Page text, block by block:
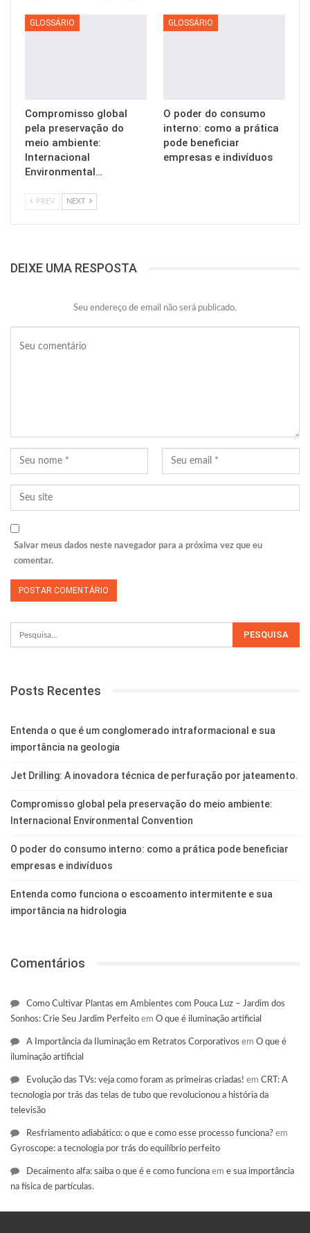
GLOSSÁRIO
Compromisso global
pela preservação do
meio ambiente:
Internacional
Environmental…
GLOSSÁRIO
O poder do consumo
interno: como a prática
pode beneficiar
empresas e indivíduos
PREV NEXT
DEIXE UMA RESPOSTA
Seu endereço de email não será publicado.
Salvar meus dados neste navegador para a próxima vez que eu
comentar.
Posts Recentes
Entenda o que é um conglomerado intraformacional e sua
importância na geologia
Jet Drilling: A inovadora técnica de perfuração por jateamento.
Compromisso global pela preservação do meio ambiente:
Internacional Environmental Convention
O poder do consumo interno: como a prática pode beneficiar
empresas e indivíduos
Entenda como funciona o escoamento intermitente e sua
importância na hidrologia
Comentários
Como Cultivar Plantas em Ambientes com Pouca Luz – Jardim dos
Sonhos: Crie Seu Jardim Perfeito em O que é iluminação artificial
A Importância da Iluminação em Retratos Corporativos em O que é
iluminação artificial
Evolução das TVs: veja como foram as primeiras criadas! em CRT: A
tecnologia por trás das telas de tubo que revolucionou a história da
televisão
Resfriamento adiabático: o que e como esse processo funciona? em
Gyroscope: a tecnologia por trás do equilíbrio perfeito
Decaimento alfa: saiba o que é e como funciona em e sua importância
na física de partículas.